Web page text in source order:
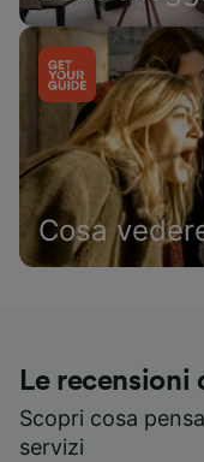
Cosa
Le
Scopri cosa
servizi